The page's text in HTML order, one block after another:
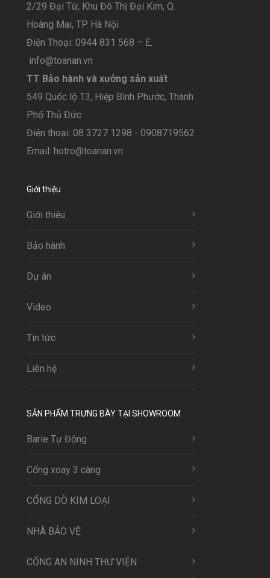
2/29 Đại Từ, Khu Đô Thị Đại Kim, Q.
Hoàng Mai, TP. Hà Nội
Điện Thoại: 0944 831 568 – E.
info@toanan.vn
TT Bảo hành và xưởng sản xuất
549 Quốc lộ 13, Hiệp Bình Phước, Thành
Phố Thủ Đức
Điện thoại: 08 3727 1298 - 0908719562
Email: hotro@toanan.vn
Giới thiệu
Giới thiệu
Bảo hành
Dự án
Video
Tin tức
Liên hệ
SẢN PHẨM TRƯNG BÀY TẠI SHOWROOM
Barie Tự Động
Cổng xoay 3 càng
CỔNG DÒ KIM LOẠI
NHÀ BẢO VỆ
CỔNG AN NINH THƯ VIỆN